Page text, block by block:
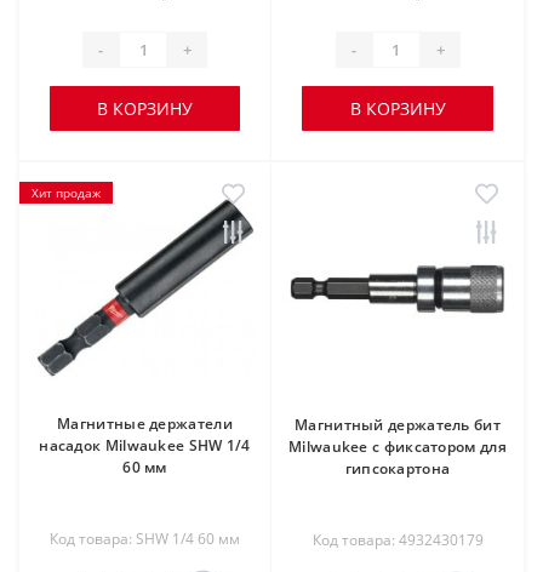
- +
В КОРЗИНУ
- +
В КОРЗИНУ
Хит продаж
Магнитные держатели
насадок Milwaukee SHW 1/4
60 мм
Код товара: SHW 1/4 60 мм
Магнитный держатель бит
Milwaukee с фиксатором для
гипсокартона
Код товара: 4932430179